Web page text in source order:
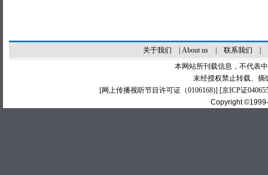
关于我们 About us| 联系我们
本网站所刊载信息，不代表
未经授权禁止转载、摘
[网上传播视听节目许可证（0106168)] [京ICP证
Copyright